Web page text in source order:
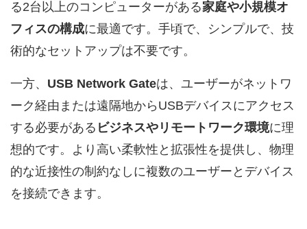
る2台以上のコンピューターがある家庭や小規模オ
フィスの構成に最適です。手頃で、シンプルで、技
術的なセットアップは不要です。
一方、 USB Network Gateは、ユーザーがネットワ
ーク経由または遠隔地からUSBデバイスにアクセス
する必要がある ビジネスやリモートワーク環境に理
想的です。より高い柔軟性と拡張性を提供し、物理
的な近接性の制約なしに複数のユーザーとデバイス
を接続できます。